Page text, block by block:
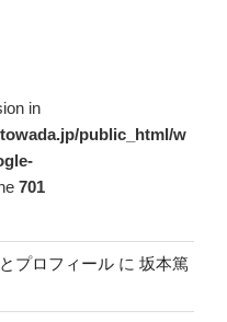
in
public_html/w
701
プロフィール に 坂本篤